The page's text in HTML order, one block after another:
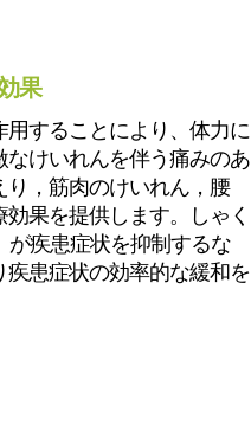
果
することにより、体力に
けいれんを伴う痛みのあ
り，筋肉のけいれん，腰
果を提供します。しゃく
が疾患症状を抑制するな
患症状の効率的な緩和を